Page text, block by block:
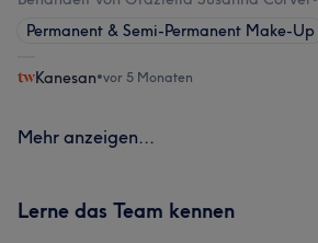
Permanent & Semi-Permanent Make-Up
Kanesan•vor 5 Monaten
Mehr anzeigen...
Lerne das Team kennen